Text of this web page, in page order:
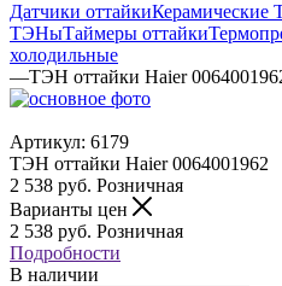
Датчики оттайки
ТЭНыТаймеры оттайки
холодильные
—ТЭН оттайки Haier
Артикул: 6179
ТЭН оттайки Haier 0064001962
2 538 руб. Розничная
Варианты цен
2 538 руб. Розничная
Подробности
В наличии